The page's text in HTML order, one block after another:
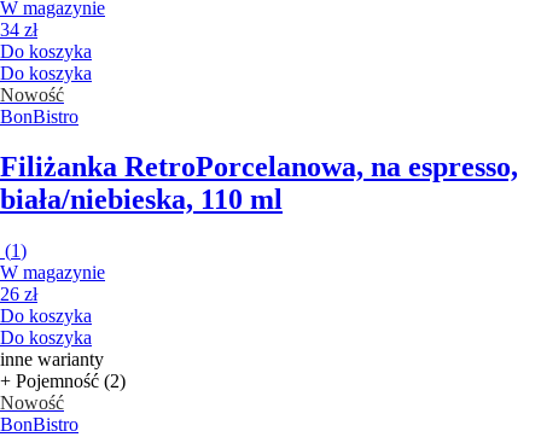
W magazynie
34 zł
Do koszyka
Do koszyka
Nowość
BonBistro
Filiżanka RetroPorcelanowa, na espresso,
biała/niebieska, 110 ml
(1)
W magazynie
26 zł
Do koszyka
Do koszyka
inne warianty
+ Pojemność (2)
Nowość
BonBistro